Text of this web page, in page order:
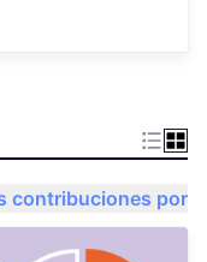
contribuciones por